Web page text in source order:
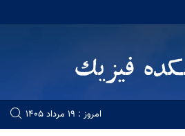
امروز : 19 مرداد 1405